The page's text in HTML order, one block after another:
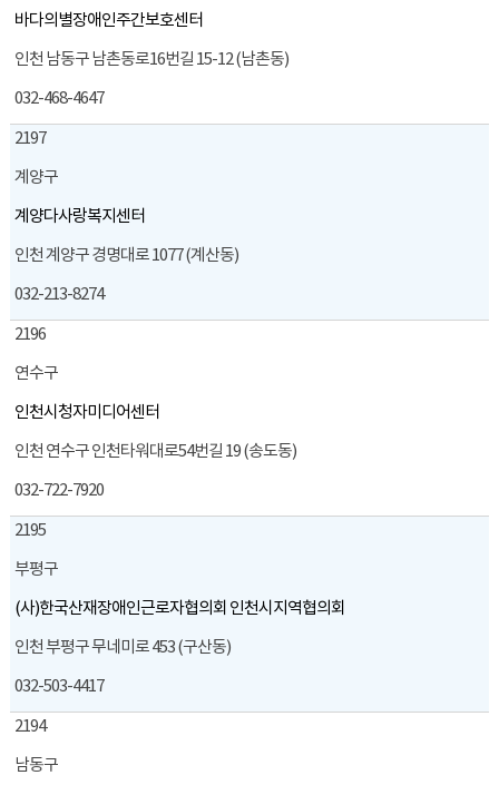
바다의별장애인주간보호센터
인천 남동구 남촌동로16번길 15-12 (남촌동)
032-468-4647
2197
계양구
계양다사랑복지센터
인천 계양구 경명대로 1077 (계산동)
032-213-8274
2196
연수구
인천시청자미디어센터
인천 연수구 인천타워대로54번길 19 (송도동)
032-722-7920
2195
부평구
(사)한국산재장애인근로자협의회 인천시지역협의회
인천 부평구 무네미로 453 (구산동)
032-503-4417
2194
남동구